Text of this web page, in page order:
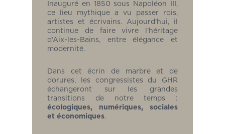
Inauguré en 1850 sous Napoléon III,
ce lieu mythique a vu passer rois,
artistes et écrivains. Aujourd’hui, il
continue de faire vivre l’héritage
d’Aix-les-Bains, entre élégance et
modernité.
Dans cet écrin de marbre et de
dorures, les congressistes du GHR
échangeront sur les grandes
transitions de notre temps :
écologiques, numériques, sociales
et économiques.